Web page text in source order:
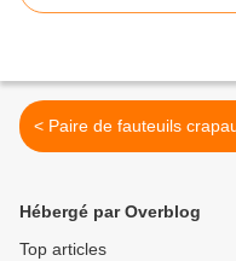
< Paire de fauteuils
Hébergé par Overblog
Top articles